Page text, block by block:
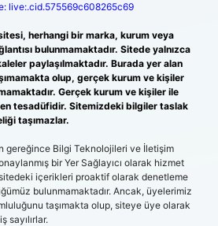
live:.cid.575569c608265c69
herhangi bir marka, kurum veya
bulunmamaktadır. Sitede yalnızca
paylaşılmaktadır. Burada yer alan
olup, gerçek kurum ve kişiler
Gerçek kurum ve kişiler ile
tesadüfidir. Sitemizdeki bilgiler taslak
taşımazlar.
gereğince Bilgi Teknolojileri ve İletişim
bir Yer Sağlayıcı olarak hizmet
içerikleri proaktif olarak denetleme
bulunmamaktadır. Ancak, üyelerimiz
taşımakta olup, siteye üye olarak
sayılırlar.